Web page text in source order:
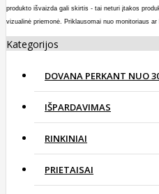
produkto išvaizda gali skirtis - tai neturi įtakos
vizualinė priemonė. Priklausomai nuo monitoriaus
Kategorijos
DOVANA PERKANT NUO
IŠPARDAVIMAS
RINKINIAI
PRIETAISAI